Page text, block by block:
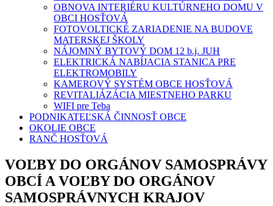
OBNOVA INTERIÉRU KULTÚRNEHO DOMU V
OBCI HOSŤOVÁ
FOTOVOLTICKÉ ZARIADENIE NA BUDOVE
MATERSKEJ ŠKOLY
NÁJOMNÝ BYTOVÝ DOM 12 b.j. JUH
ELEKTRICKÁ NABÍJACIA STANICA PRE
ELEKTROMOBILY
KAMEROVÝ SYSTÉM OBCE HOSŤOVÁ
REVITALIÁZÁCIA MIESTNEHO PARKU
WIFI pre Teba
PODNIKATEĽSKÁ ČINNOSŤ OBCE
OKOLIE OBCE
RANČ HOSŤOVÁ
VOĽBY DO ORGÁNOV SAMOSPRÁVY
OBCÍ A VOĽBY DO ORGÁNOV
SAMOSPRÁVNYCH KRAJOV